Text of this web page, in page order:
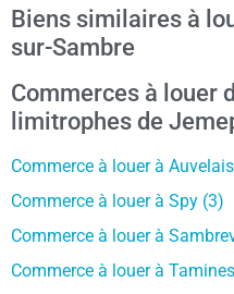
Biens similaires à
sur-Sambre
Commerces à louer
limitrophes de
Commerce à louer à
Commerce à louer à Spy (3)
Commerce à louer à
Commerce à louer à